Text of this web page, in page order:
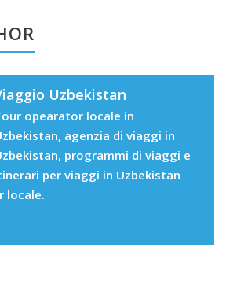
Uzbekistan
opearator locale in
agenzia di viaggi in
programmi di viaggi e
per viaggi in Uzbekistan
locale.